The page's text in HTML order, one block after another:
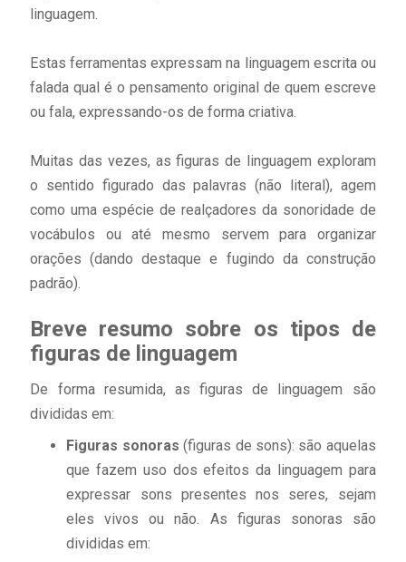
linguagem.
Estas ferramentas expressam na linguagem escrita ou
falada qual é o pensamento original de quem escreve
ou fala, expressando-os de forma criativa.
Muitas das vezes, as figuras de linguagem exploram
o sentido figurado das palavras (não literal), agem
como uma espécie de realçadores da sonoridade de
vocábulos ou até mesmo servem para organizar
orações (dando destaque e fugindo da construção
padrão).
Breve resumo sobre os tipos de
figuras de linguagem
De forma resumida, as figuras de linguagem são
divididas em:
Figuras sonoras (figuras de sons): são aquelas
que fazem uso dos efeitos da linguagem para
expressar sons presentes nos seres, sejam
eles vivos ou não. As figuras sonoras são
divididas em: